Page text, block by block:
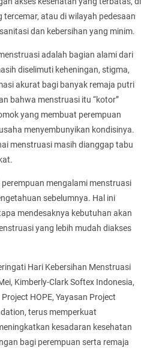
tercemar, atau di wilayah pedesaan
dan kebersihan yang minim.
adalah bagian alami dari
diselimuti keheningan, stigma,
akurat bagi banyak remaja putri
bahwa menstruasi itu “kotor”
yang membuat perempuan
menyembunyikan kondisinya.
menstruasi masih dianggap tabu
mengalami menstruasi
sebelumnya. Hal ini
mendesaknya kebutuhan akan
yang lebih mudah diakses
Hari Kebersihan Menstruasi
Kimberly-Clark Softex Indonesia,
HOPE, Yayasan Project
terus memperkuat
kesadaran kesehatan
bagi perempuan serta remaja